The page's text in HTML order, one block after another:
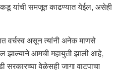
कडू यांची समजूत काढण्यात येईल, असेही
वर्चस्व असून त्यांनी अनेक माणसे
झाल्याने आमची महायुती झाली आहे,
वेळेसही जागा वाटपाचा